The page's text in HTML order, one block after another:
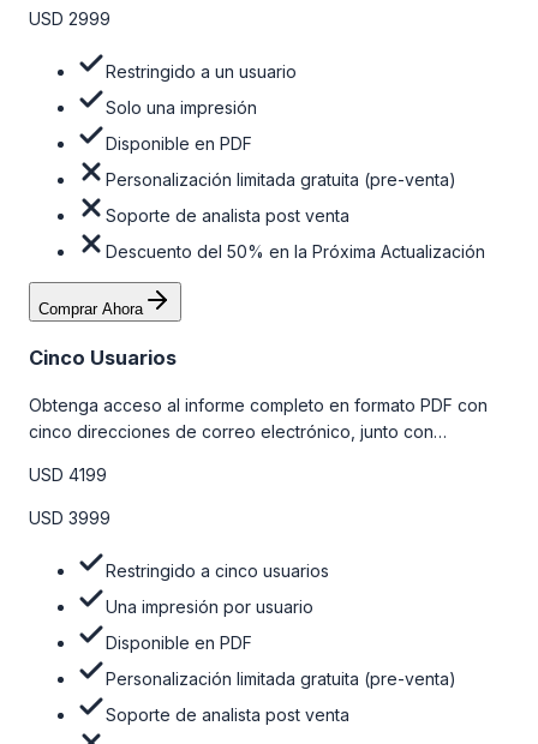
USD 2999
Restringido a un usuario
Solo una impresión
Disponible en PDF
Personalización limitada gratuita (pre-venta)
Soporte de analista post venta
Descuento del 50% en la Próxima Actualización
Comprar Ahora
Cinco Usuarios
Obtenga acceso al informe completo en formato PDF con
cinco direcciones de correo electrónico, junto con
venta y el soporte post-venta de nuestros analistas. Para
obtener más información, consulte la tabla de precios a
USD 4199
USD 3999
Restringido a cinco usuarios
Una impresión por usuario
Disponible en PDF
Personalización limitada gratuita (pre-venta)
Soporte de analista post venta